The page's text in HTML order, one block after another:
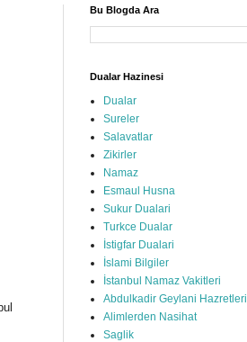
Bu Blogda Ara
Dualar Hazinesi
Dualar
Sureler
Salavatlar
Zikirler
Namaz
Esmaul Husna
Sukur Dualari
Turkce Dualar
İstigfar Dualari
İslami Bilgiler
İstanbul Namaz Vakitleri
Abdulkadir Geylani Hazretleri
Alimlerden Nasihat
Saglik